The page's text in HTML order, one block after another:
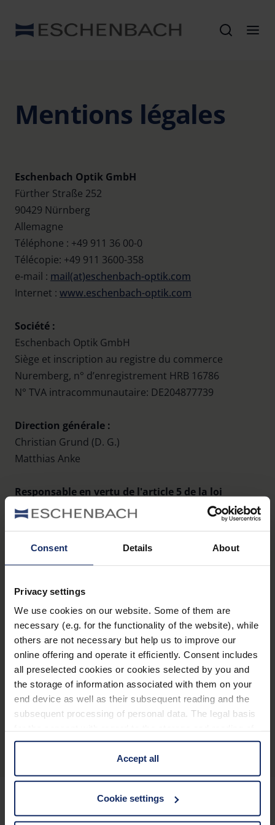
Consent Details About
Privacy settings
We use cookies on our website. Some of them are
necessary (e.g. for the functionality of the website), while
others are not necessary but help us to improve our
online offering and operate it efficiently. Consent includes
all preselected cookies or cookies selected by you and
the storage of information associated with them on your
end device as well as their subsequent reading and the
subsequent processing of personal data. The legal basis
information is Art. 25 para. 1 TDDDG and with regard to
the processing of personal data Art. 6 para. 1 lit. a
GDPR. We also use cookies from third-party providers.
cases, the consent in these cases the transfer of data to
third countries, in particular to the U.S.A.
Accept all
Cookie settings
Mentions légales
Eschenbach Optik GmbH
Fürther Straße 252
90429 Nürnberg
Allemagne
Téléphone : +49 911 36 00-0
Télécopie: +49 911 3600-358
e-mail : mail(at)eschenbach-optik.com
Internet : www.eschenbach-optik.com
Société :
Eschenbach Optik GmbH
Siège et inscription au registre du commerce
Nuremberg, n° d’enregistrement HRB 16786
N° TVA intracommunautaire: DE204877739
Direction générale :
Christian Grund (D. G.)
Matthias Anke
Responsable en vertu de l'article 5 de la loi
allemande sur les services numériques (Digitale
paragraphe 2 du traité d'État allemand sur les
Eschenbach Optik GmbH
Fürther Straße 252
90429 Nürnberg
Résolution des litiges :
La société Eschenbach Optik GmbH n’est ni prête ni
tenue à participer à une procédure de règlement
des litiges devant un centre de médiation de la
consommation.